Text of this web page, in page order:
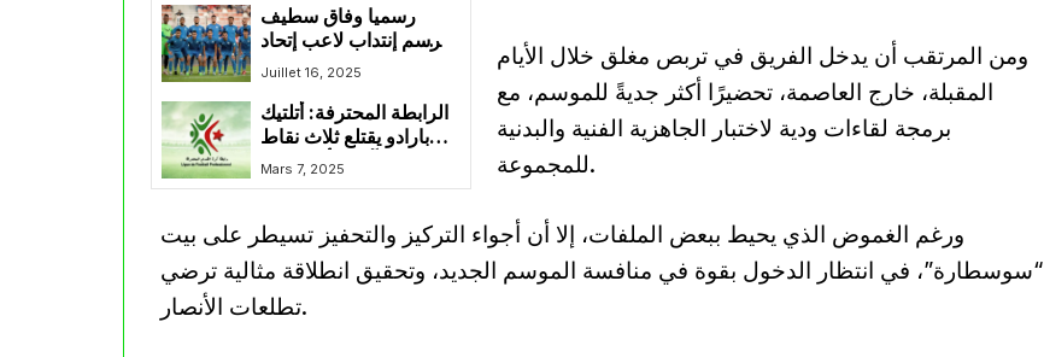
رسميا وفاق سطيف
يرسم إنتداب لاعب إتحاد
الحراش بوزيان
Juillet 16, 2025
الرابطة المحترفة: أتلتيك
بارادو يقتلع ثلاث نقاط
ثمينة من آقبو وأشبال بن
يحيى يواصلون التألق
Mars 7, 2025
ومن المرتقب أن يدخل الفريق في تربص مغلق خلال الأيام
المقبلة، خارج العاصمة، تحضيرًا أكثر جديةً للموسم، مع
برمجة لقاءات ودية لاختبار الجاهزية الفنية والبدنية
للمجموعة.
ورغم الغموض الذي يحيط ببعض الملفات، إلا أن أجواء التركيز والتحفيز تسيطر على بيت
“سوسطارة”، في انتظار الدخول بقوة في منافسة الموسم الجديد، وتحقيق انطلاقة مثالية ترضي
تطلعات الأنصار.